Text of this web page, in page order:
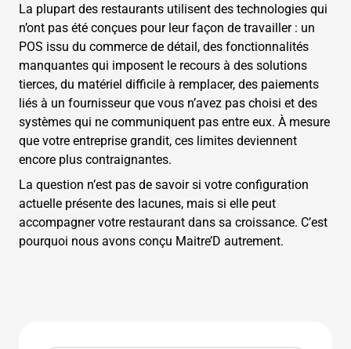
La plupart des restaurants utilisent des technologies qui
n’ont pas été conçues pour leur façon de travailler : un
POS issu du commerce de détail, des fonctionnalités
manquantes qui imposent le recours à des solutions
tierces, du matériel difficile à remplacer, des paiements
liés à un fournisseur que vous n’avez pas choisi et des
systèmes qui ne communiquent pas entre eux. À mesure
que votre entreprise grandit, ces limites deviennent
encore plus contraignantes.
La question n’est pas de savoir si votre configuration
actuelle présente des lacunes, mais si elle peut
accompagner votre restaurant dans sa croissance. C’est
pourquoi nous avons conçu Maitre’D autrement.